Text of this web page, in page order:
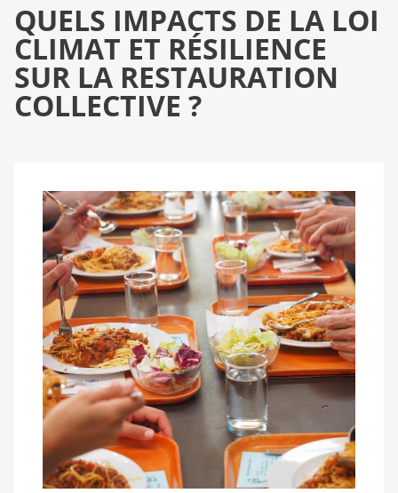
QUELS IMPACTS DE LA LOI
CLIMAT ET RÉSILIENCE
SUR LA RESTAURATION
COLLECTIVE ?